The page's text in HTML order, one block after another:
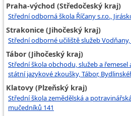
Praha-východ (Středočeský kraj)
Střední odborná škola Říčany s.r.o.,
Strakonice (Jihočeský kraj)
Střední odborné učiliště služeb
Tábor (Jihočeský kraj)
Střední škola obchodu, služeb a řemesel
státní jazykové zkoušky, Tábor,
Klatovy (Plzeňský kraj)
Střední škola zemědělská a
mučedníků 141